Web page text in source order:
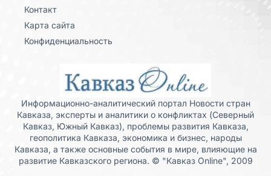
Контакт
Карта сайта
Конфиденциальность
Информационно-аналитический портал Новости стран
Кавказа, эксперты и аналитики о конфликтах (Северный
Кавказ, Южный Кавказ), проблемы развития Кавказа,
геополитика Кавказа, экономика и бизнес, народы
Кавказа, а также основные события в мире, влияющие на
развитие Кавказского региона. © "Кавказ Online", 2009